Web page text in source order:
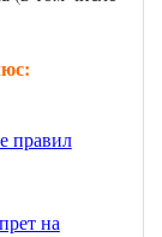
правил
на